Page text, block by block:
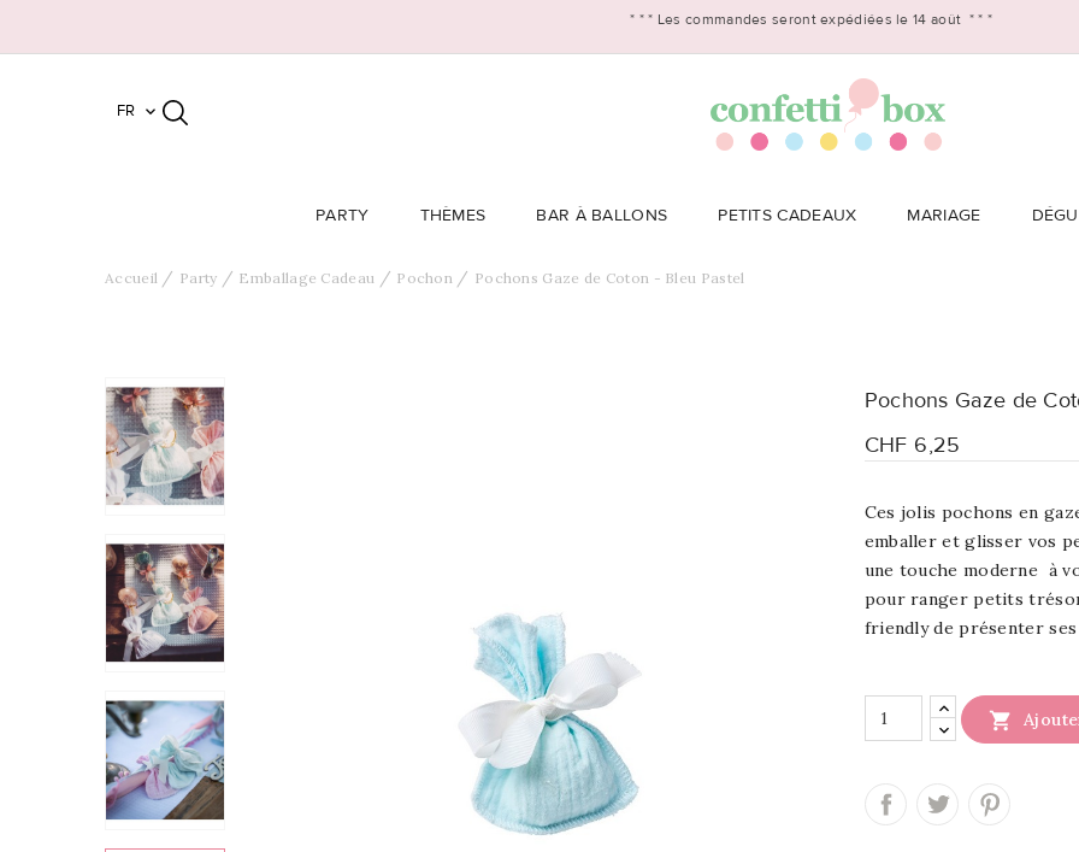
* * * Les commandes seront expédiées le 14 août * * *
FR 
PARTY THÈMES BAR À BALLONS PETITS CADEAUX MARIAGE
Accueil Party Emballage Cadeau Pochon Pochons Gaze de Coton - Bleu Pastel
Pochons Gaze de
CHF 6,25
Ces jolis pochons en
emballer et glisser vos
une touche moderne à
pour ranger petits
friendly de présenter
